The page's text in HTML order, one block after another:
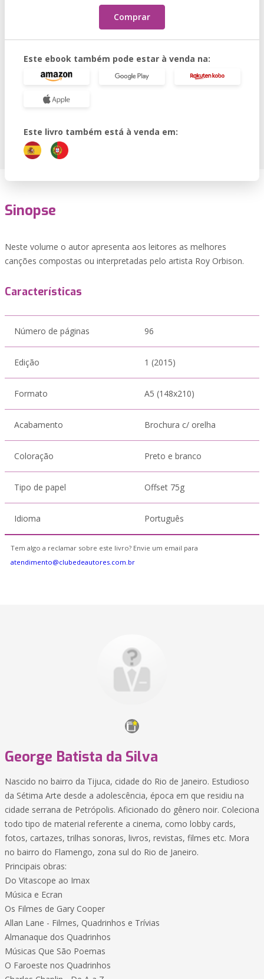
Comprar
Este ebook também pode estar à venda na:
Este livro também está à venda em:
Sinopse
Neste volume o autor apresenta aos leitores as melhores
canções compostas ou interpretadas pelo artista Roy Orbison.
Características
Número de páginas 96
Edição 1 (2015)
Formato A5 (148x210)
Acabamento Brochura c/ orelha
Coloração Preto e branco
Tipo de papel Offset 75g
Idioma Português
Tem algo a reclamar sobre este livro? Envie um email para
atendimento@clubedeautores.com.br
George Batista da Silva
Nascido no bairro da Tijuca, cidade do Rio de Janeiro. Estudioso
da Sétima Arte desde a adolescência, época em que residiu na
cidade serrana de Petrópolis. Aficionado do gênero noir. Coleciona
todo tipo de material referente a cinema, como lobby cards,
fotos, cartazes, trilhas sonoras, livros, revistas, filmes etc. Mora
no bairro do Flamengo, zona sul do Rio de Janeiro.
Principais obras:
Do Vitascope ao Imax
Música e Ecran
Os Filmes de Gary Cooper
Allan Lane - Filmes, Quadrinhos e Trívias
Almanaque dos Quadrinhos
Músicas Que São Poemas
O Faroeste nos Quadrinhos